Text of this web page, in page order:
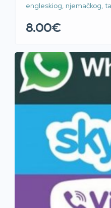
engleskiog, njemačkog,
WhatsApp, Skype, Zoom i
8.00€